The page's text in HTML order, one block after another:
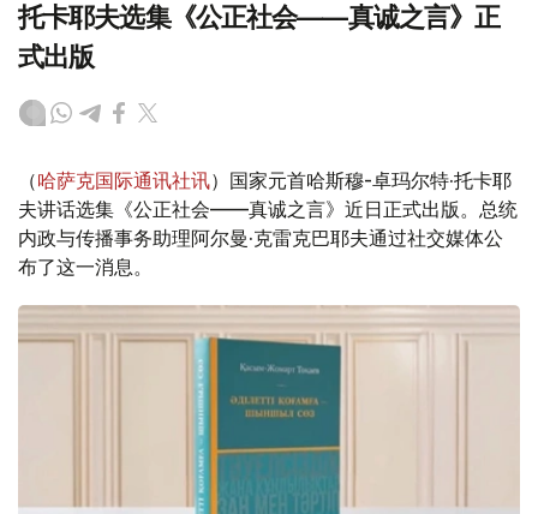
托卡耶夫选集《公正社会——真诚之言》正
式出版
（哈萨克国际通讯社讯）国家元首哈斯穆-卓玛尔特·托卡耶
夫讲话选集《公正社会——真诚之言》近日正式出版。总统
内政与传播事务助理阿尔曼·克雷克巴耶夫通过社交媒体公
布了这一消息。